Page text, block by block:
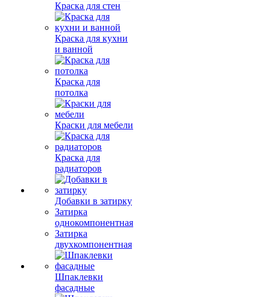
Краска для стен
Краска для кухни
и ванной
Краска для
потолка
Краски для мебели
Краска для
радиаторов
Добавки в затирку
Затирка
однокомпонентная
Затирка
двухкомпонентная
Шпаклевки
фасадные